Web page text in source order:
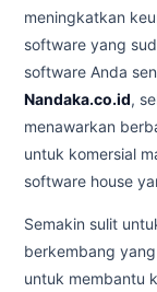
meningkatkan
software yang
software Anda
Nandaka.co.id,
menawarkan
untuk komersial
software house
Semakin sulit
berkembang
untuk membantu